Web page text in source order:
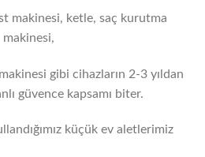
makinesi, ketle, saç kurutma
makinesi,
gibi cihazların 2-3 yıldan
güvence kapsamı biter.
küçük ev aletlerimiz